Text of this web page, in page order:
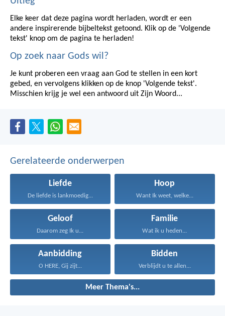
Elke keer dat deze pagina wordt herladen, wordt er een
andere inspirerende bijbeltekst getoond. Klik op de 'Volgende
tekst' knop om de pagina te herladen!
Op zoek naar Gods wil?
Je kunt proberen een vraag aan God te stellen in een kort
gebed, en vervolgens klikken op de knop 'Volgende tekst'.
Misschien krijg je wel een antwoord uit Zijn Woord...
Gerelateerde onderwerpen
Liefde
De liefde is lankmoedig...
Hoop
Want Ik weet, welke...
Geloof
Daarom zeg Ik u...
Familie
Wat ik u heden...
Aanbidding
O HERE, Gij zijt...
Bidden
Verblijdt u te allen...
Meer Thema's...